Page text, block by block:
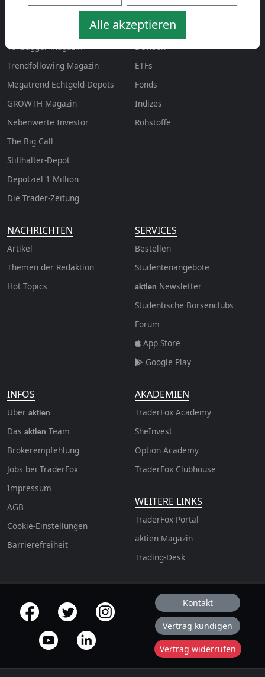
MAGAZINE
Tenbagger Magazin
Trendfollowing Magazin
Megatrend Echtgeld-Depots
GROWTH Magazin
Nebenwerte Investor
The Big Call
Stillhalter-Depot
Depotziel 1 Million
Die Trader-Zeitung
AKTIEN & MEHR
Aktien
Devisen
ETFs
Fonds
Indizes
Rohstoffe
NACHRICHTEN
Artikel
Themen der Redaktion
Hot Topics
SERVICES
Bestellen
Studentenangebote
aktien Newsletter
Studentische Börsenclubs
Forum
App Store
Google Play
INFOS
Über aktien
Das aktien Team
Brokerempfehlung
Jobs bei TraderFox
Impressum
AGB
Cookie-Einstellungen
Barrierefreiheit
AKADEMIEN
TraderFox Academy
SheInvest
Option Academy
TraderFox Clubhouse
WEITERE LINKS
TraderFox Portal
aktien Magazin
Trading-Desk
offizielle Social Media-Accounts Kontakt
Vertrag kündigen
Vertrag widerrufen
Alle akzeptieren